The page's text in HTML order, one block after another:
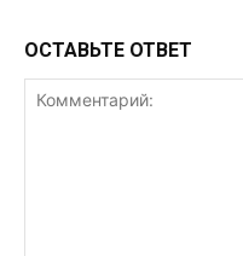
ОСТАВЬТЕ ОТВЕТ